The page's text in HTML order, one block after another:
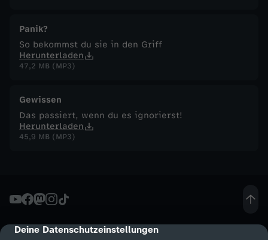
cmp-dialog-description
Deine Datenschutzeinstellungen
Panik?
So bekommst du sie in den Griff
Herunterladen
47,2 MB (MP3)
Gewissen
Das passiert, wenn du es ignorierst!
Herunterladen
45,9 MB (MP3)